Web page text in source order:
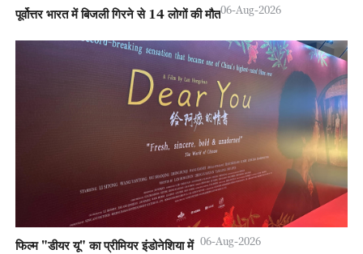
पूर्वोत्तर भारत में बिजली गिरने से 14 लोगों की मौत06-Aug-2026
फिल्म "डीयर यू" का प्रीमियर इंडोनेशिया में 06-Aug-2026